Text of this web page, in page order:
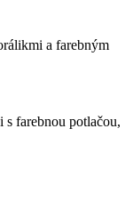
a farebným
s farebnou potlačou,